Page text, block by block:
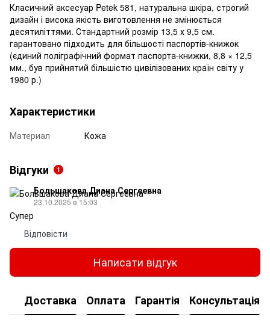
Класичний аксесуар Petek 581, натуральна шкіра, строгий
дизайн і висока якість виготовлення не змінюється
десятиліттями. Стандартний розмір 13,5 х 9,5 см.
гарантовано підходить для більшості паспортів-книжок
(єдиний поліграфічний формат паспорта-книжки, 8,8 × 12,5
мм., був прийнятий більшістю цивілізованих країн світу у
1980 р.)
Характеристики
Материал Кожа
Відгуки 1
Большакова Диана Сергеевна
23.10.2025 в 15:03
Супер
Відповісти
Написати відгук
Доставка Оплата Гарантія Консультація